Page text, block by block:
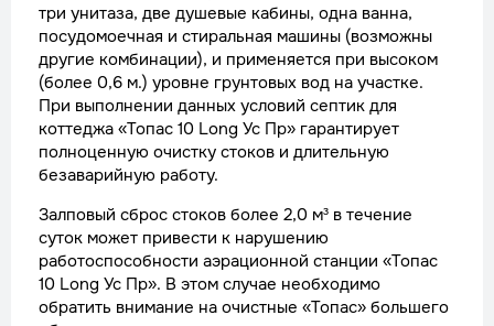
три унитаза, две душевые кабины, одна ванна,
посудомоечная и стиральная машины (возможны
другие комбинации), и применяется при высоком
(более 0,6 м.) уровне грунтовых вод на участке.
При выполнении данных условий септик для
коттеджа «Топас 10 Long Ус Пр» гарантирует
полноценную очистку стоков и длительную
безаварийную работу.
Залповый сброс стоков более 2,0 м³ в течение
суток может привести к нарушению
работоспособности аэрационной станции «Топас
10 Long Ус Пр». В этом случае необходимо
обратить внимание на очистные «Топас» большего